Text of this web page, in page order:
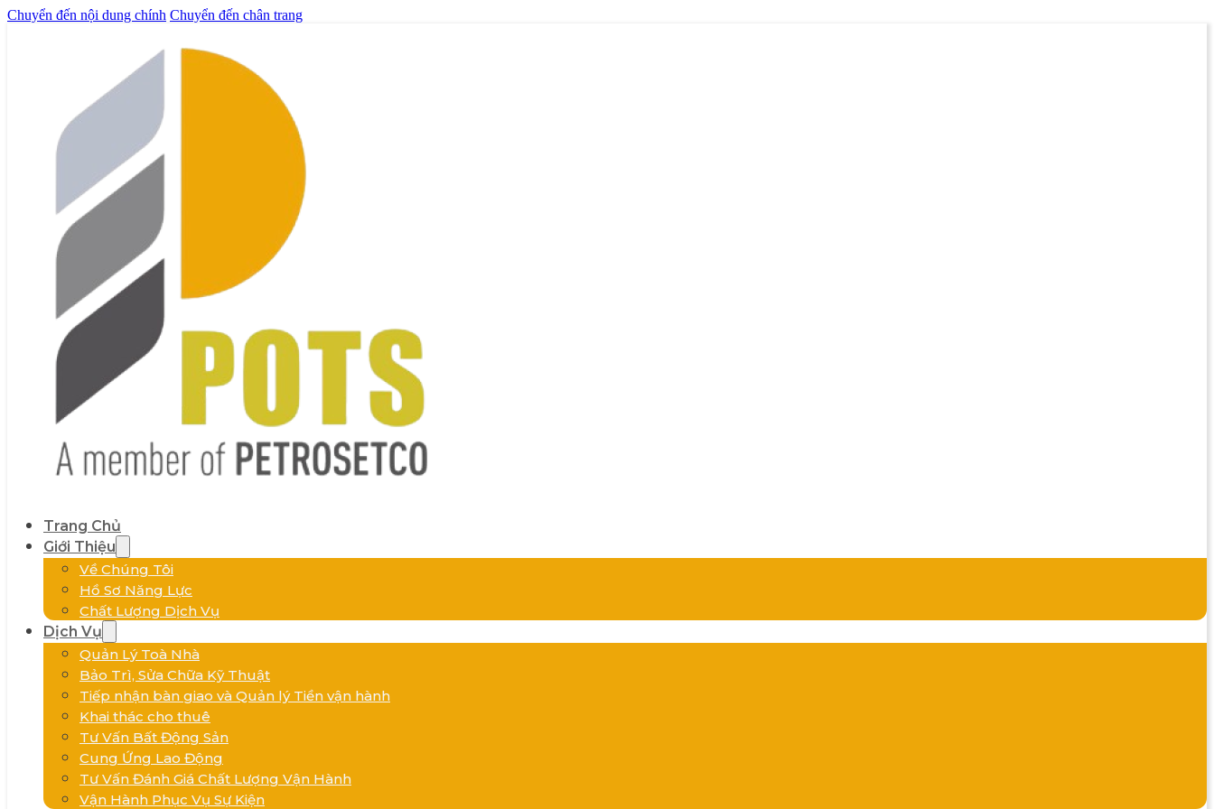
Chuyển đến nội dung chính Chuyển đến chân trang
Trang Chủ
Giới Thiệu
Về Chúng Tôi
Hồ Sơ Năng Lực
Chất Lượng Dịch Vụ
Dịch Vụ
Quản Lý Toà Nhà
Bảo Trì, Sửa Chữa Kỹ Thuật
Tiếp nhận bàn giao và Quản lý Tiền vận hành
Khai thác cho thuê
Tư Vấn Bất Động Sản
Cung Ứng Lao Động
Tư Vấn Đánh Giá Chất Lượng Vận Hành
Vận Hành Phục Vụ Sự Kiện